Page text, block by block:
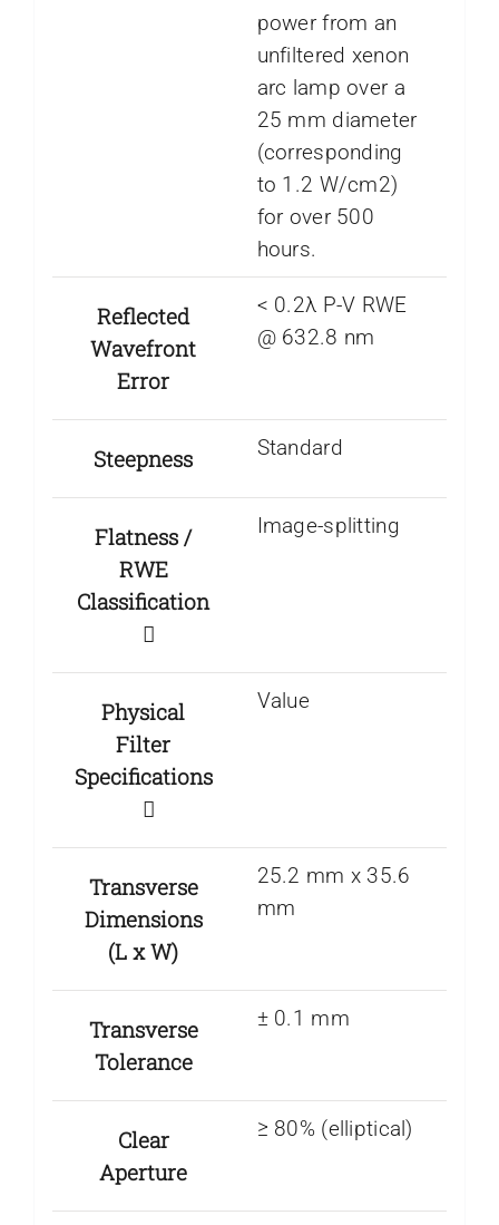
power from an
unfiltered xenon
arc lamp over a
25 mm diameter
(corresponding
to 1.2 W/cm2)
for over 500
hours.
Reflected
Wavefront
Error
< 0.2λ P-V RWE
@ 632.8 nm
Steepness Standard
Flatness /
RWE
Classification
Image-splitting
Physical
Filter
Specifications
Value
Transverse
Dimensions
(L x W)
25.2 mm x 35.6
mm
Transverse
Tolerance
± 0.1 mm
Clear
Aperture
≥ 80% (elliptical)